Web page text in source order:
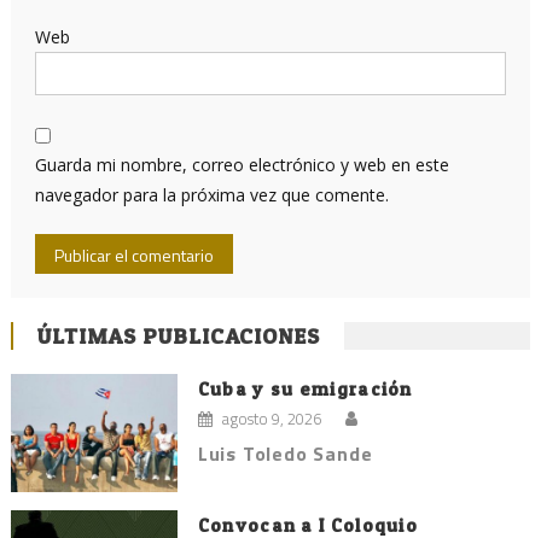
Web
Guarda mi nombre, correo electrónico y web en este
navegador para la próxima vez que comente.
ÚLTIMAS PUBLICACIONES
Cuba y su emigración
agosto 9, 2026
Luis Toledo Sande
Convocan a I Coloquio